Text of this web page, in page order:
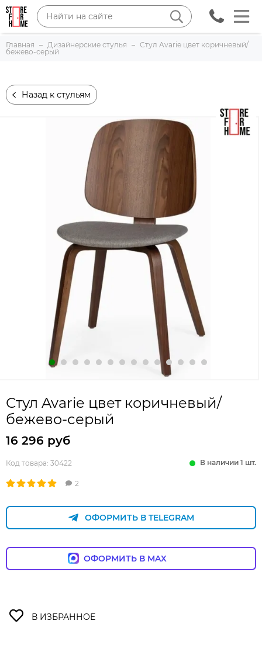
Главная Дизайнерские стулья
Стул Avarie цвет коричневый/
бежево-серый
Назад к стульям
Стул Avarie цвет коричневый/
бежево-серый
16 296 руб
Код товара: 30422 В наличии 1 шт.
2
ОФОРМИТЬ В TELEGRAM
ОФОРМИТЬ В MAX